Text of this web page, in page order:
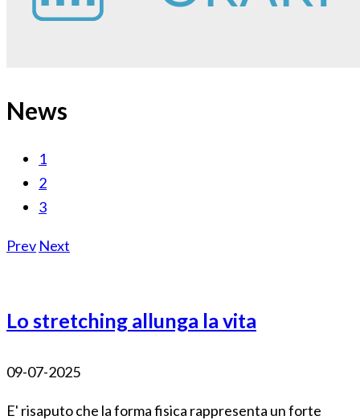
News
1
2
3
Prev Next
Lo stretching allunga la vita
09-07-2025
E' risaputo che la forma fisica rappresenta un forte